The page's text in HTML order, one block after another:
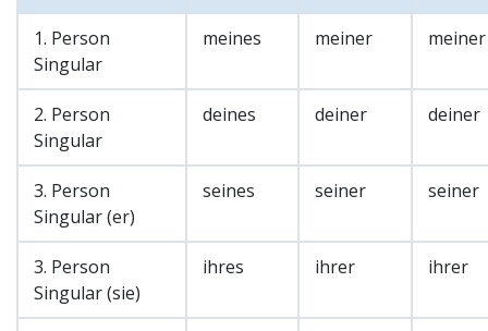
1. Person
Singular
meines meiner meiner
2. Person
Singular
deines deiner deiner
3. Person
Singular (er)
seines seiner seiner
3. Person
Singular (sie)
ihres ihrer ihrer